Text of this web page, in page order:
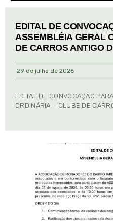
EDITAL DE
ASSEMBLÉIA GERAL
DE CARROS ANTIGO
29 de julho de 2026
EDITAL DE CONVOCAÇÃO
ORDINÁRIA – CLUBE DE